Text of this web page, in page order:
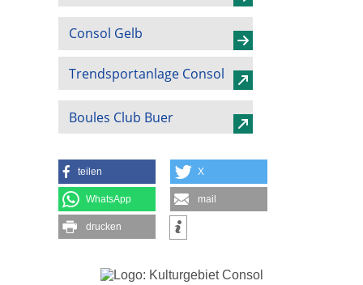
Consol Gelb
Trendsportanlage Consol
Boules Club Buer
teilen X
WhatsApp mail
drucken